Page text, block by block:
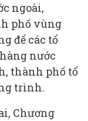
ngoài,
phố vùng
để các tổ
nước
thành phố tổ
trình.
Chương